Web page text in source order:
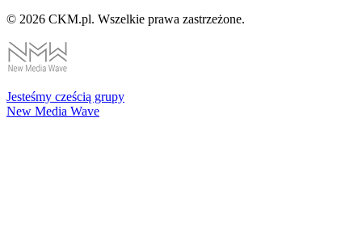
© 2026 CKM.pl. Wszelkie prawa zastrzeżone.
Jesteśmy cześcią grupy
New Media Wave